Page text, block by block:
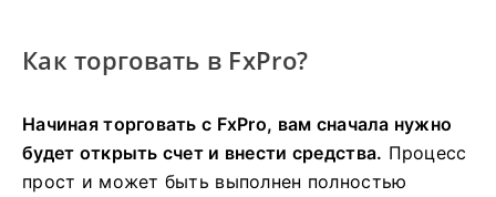
Как торговать в FxPro?
Начиная торговать с FxPro, вам сначала нужно
будет открыть счет и внести средства. Процесс
прост и может быть выполнен полностью